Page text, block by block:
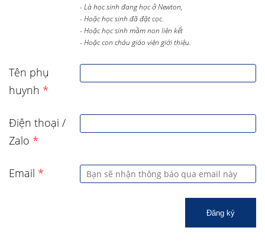
- Là học sinh đang học ở Newton,
- Hoặc học sinh đã đặt cọc.
- Hoặc học sinh mầm non liên kết
- Hoặc con cháu giáo viên giới thiệu.
Tên phụ
huynh *
Điện thoại /
Zalo *
Email *
Đăng ký